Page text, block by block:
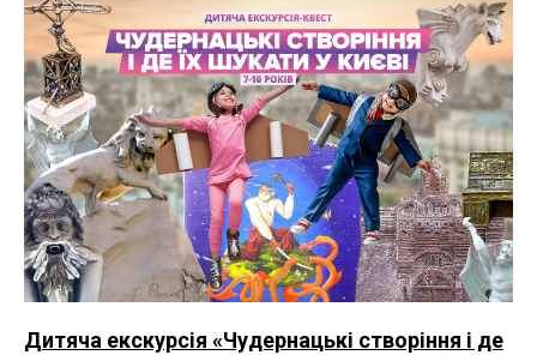
Дитяча екскурсія «Чудернацькі створіння і де